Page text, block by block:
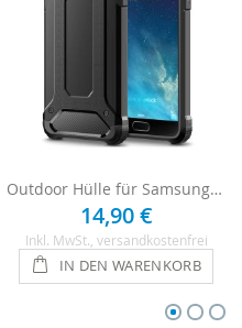
Outdoor Hülle für Samsung Galaxy S5 - Schwarz
14,90 €
Inkl. MwSt. , versandkostenfrei
IN DEN WARENKORB